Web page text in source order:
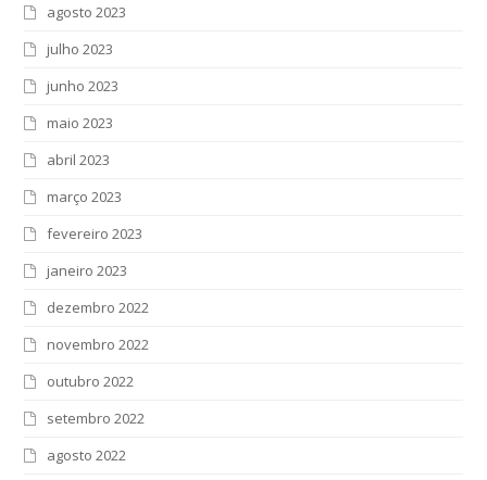
agosto 2023
julho 2023
junho 2023
maio 2023
abril 2023
março 2023
fevereiro 2023
janeiro 2023
dezembro 2022
novembro 2022
outubro 2022
setembro 2022
agosto 2022